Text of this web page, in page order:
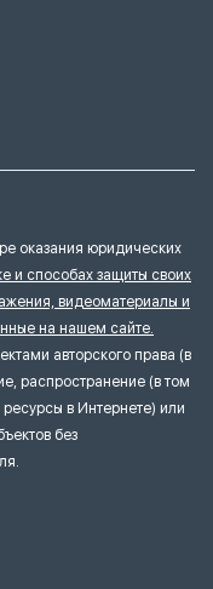
оказания юридических
и способах защиты своих
видеоматериалы и
на нашем сайте.
авторского права (в
распространение (в том
в Интернете) или
без